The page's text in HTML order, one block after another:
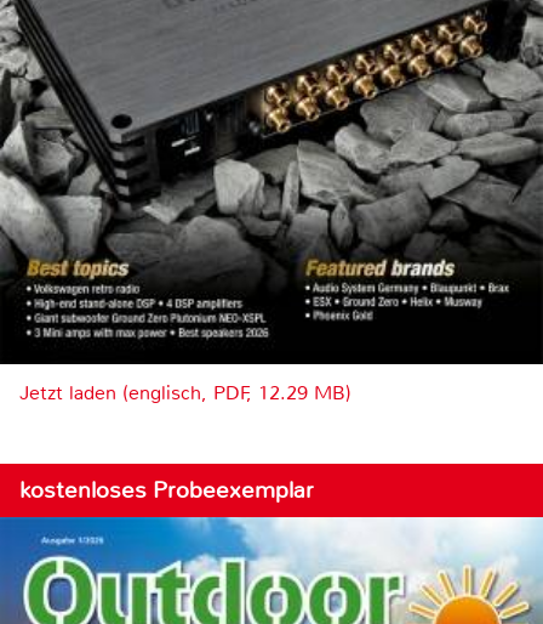
Jetzt laden (englisch, PDF, 12.29 MB)
kostenloses Probeexemplar